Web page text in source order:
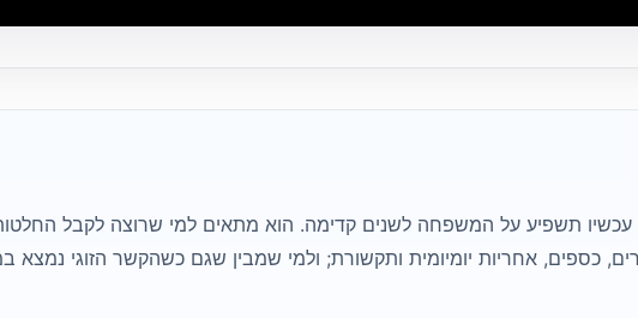
עכשיו תשפיע על המשפחה לשנים קדימה. הוא מתאים למי שרוצה לקבל
כספים, אחריות יומיומית ותקשורת; ולמי שמבין שגם כשהקשר הזוגי נמצא